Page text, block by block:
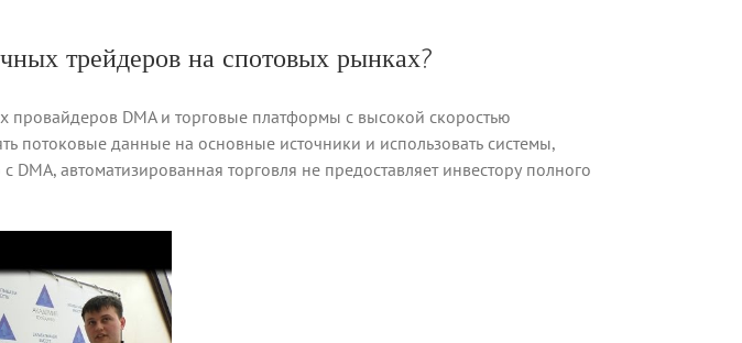
трейдеров на спотовых рынках?
провайдеров DMA и торговые платформы с высокой скоростью
потоковые данные на основные источники и использовать системы,
автоматизированная торговля не предоставляет инвестору полного